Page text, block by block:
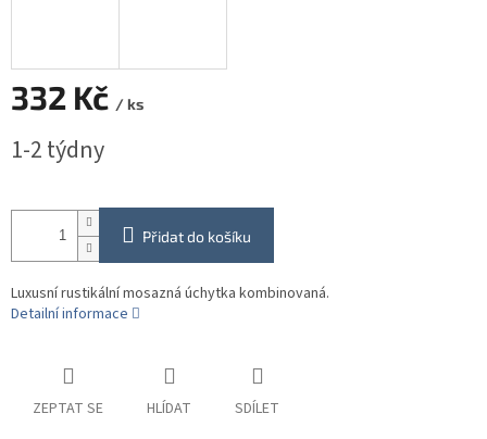
332 Kč / ks
cena:
1-2 týdny
Přidat do košíku
Luxusní rustikální mosazná úchytka kombinovaná.
Detailní informace
ZEPTAT SE HLÍDAT SDÍLET